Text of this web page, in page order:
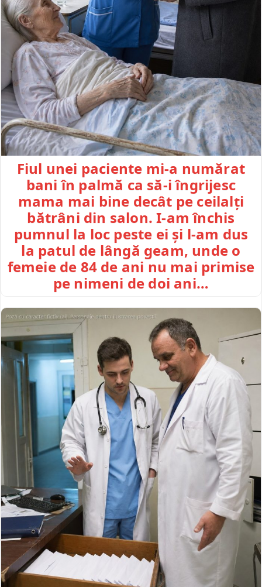
Fiul unei paciente mi-a numărat
bani în palmă ca să-i îngrijesc
mama mai bine decât pe ceilalți
bătrâni din salon. I-am închis
pumnul la loc peste ei și l-am dus
la patul de lângă geam, unde o
femeie de 84 de ani nu mai primise
pe nimeni de doi ani…